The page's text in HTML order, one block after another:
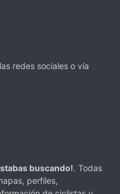
redes sociales o vía
buscando!. Todas
perfiles,